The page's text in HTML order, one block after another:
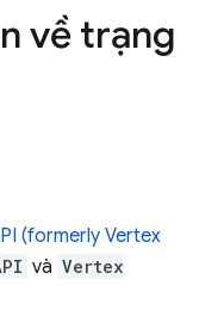
về trạng
(formerly Vertex
và Vertex